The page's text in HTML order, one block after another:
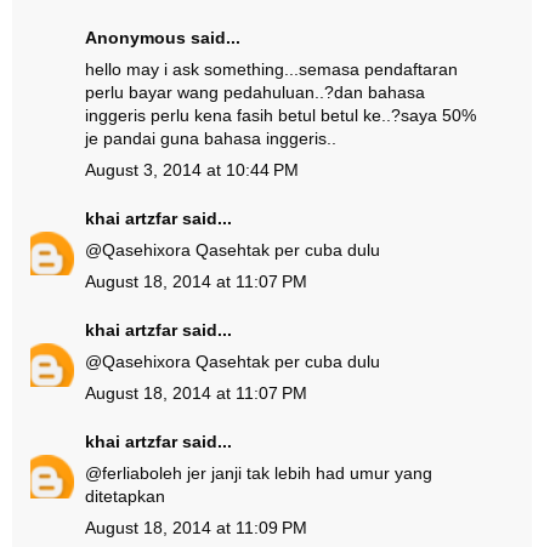
Anonymous said...
hello may i ask something...semasa pendaftaran
perlu bayar wang pedahuluan..?dan bahasa
inggeris perlu kena fasih betul betul ke..?saya 50%
je pandai guna bahasa inggeris..
August 3, 2014 at 10:44 PM
khai artzfarsaid...
@Qasehixora Qasehtak per cuba dulu
August 18, 2014 at 11:07 PM
khai artzfarsaid...
@Qasehixora Qasehtak per cuba dulu
August 18, 2014 at 11:07 PM
khai artzfarsaid...
@ferliaboleh jer janji tak lebih had umur yang
ditetapkan
August 18, 2014 at 11:09 PM